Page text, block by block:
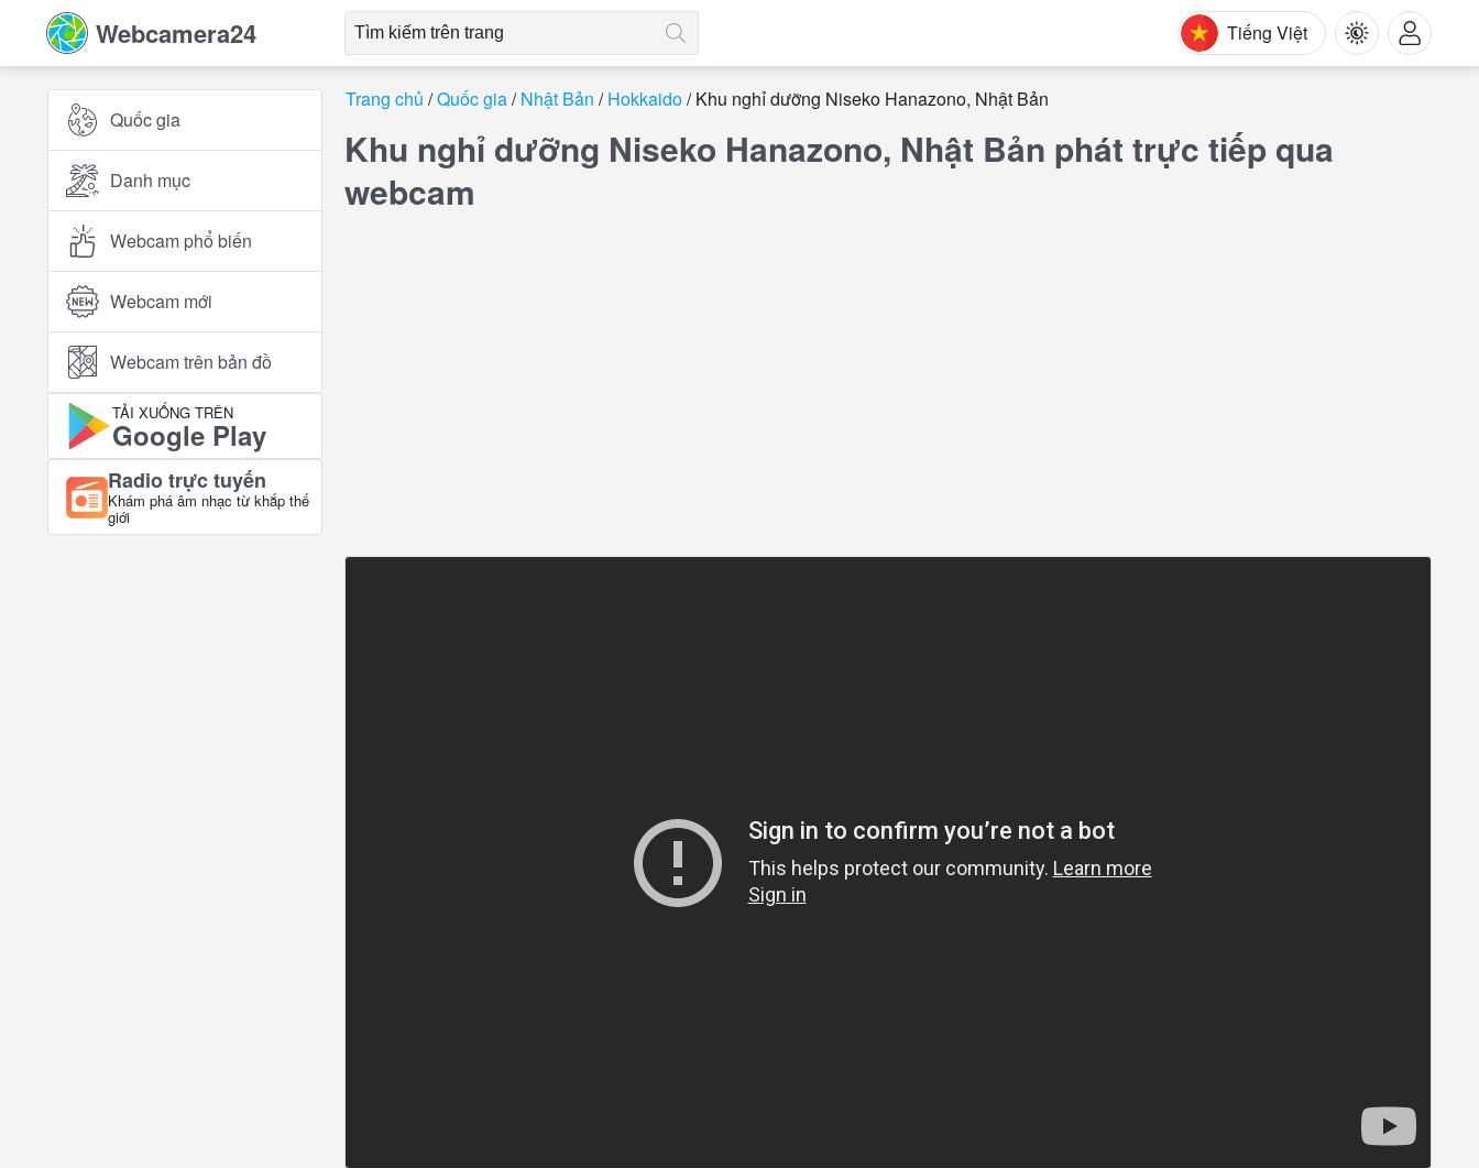
Webcamera24 Tiếng Việt
Quốc gia
Danh mục
Webcam phổ biến
Webcam mới
Webcam trên bản đồ
TẢI XUỐNG TRÊN
Google Play
Radio trực tuyến
Khám phá âm nhạc từ khắp thế
giới
Trang chủ Quốc gia Nhật Bản Hokkaido Khu nghỉ dưỡng Niseko Hanazono, Nhật Bản
Khu nghỉ dưỡng Niseko Hanazono, Nhật Bản phát trực tiếp qua
webcam